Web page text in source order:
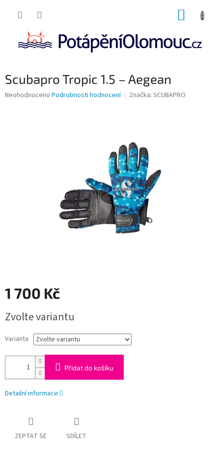
Scubapro Tropic 1.5 – Aegean
Průměrné
Neohodnoceno Podrobnosti hodnocení Značka: SCUBAPRO
1 700 Kč
cena:
Zvolte variantu
Varianta
Přidat do košíku
Detailní informace
ZEPTAT SE SDÍLET